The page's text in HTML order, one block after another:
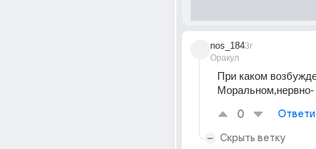
nos_184
Оракул
3г
При каком
Моральном,нервно-
0
Скрыть ветку